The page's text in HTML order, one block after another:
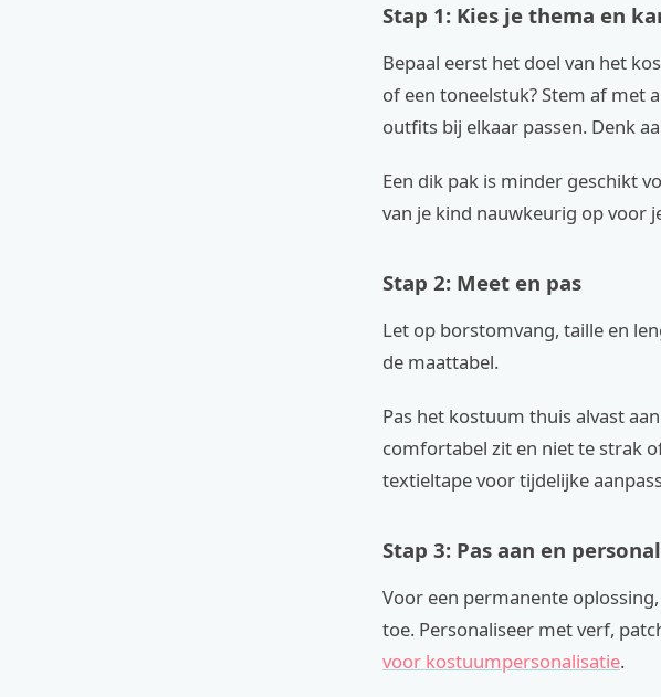
Stap 1: Kies je thema en
Bepaal eerst het doel van het
of een toneelstuk? Stem af met
outfits bij elkaar passen. Denk
Een dik pak is minder geschikt
van je kind nauwkeurig op voor
Stap 2: Meet en pas
Let op borstomvang, taille en
de maattabel.
Pas het kostuum thuis alvast
comfortabel zit en niet te strak
textieltape voor tijdelijke
Stap 3: Pas aan en
Voor een permanente
toe. Personaliseer met verf,
voor kostuumpersonalisatie.